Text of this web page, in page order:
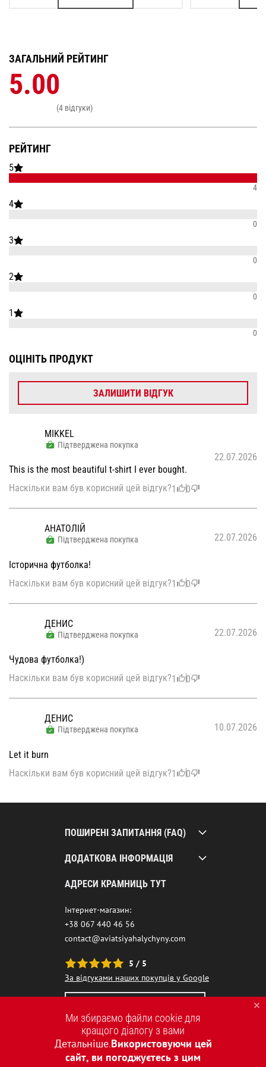
РЕЙТИНГ
5
4
4
0
3
0
2
0
1
0
ЗАГАЛЬНИЙ РЕЙТИНГ
5.00
(4 відгуки)
ОЦІНІТЬ ПРОДУКТ
ЗАЛИШИТИ ВІДГУК
MIKKEL
Підтверджена покупка
22.07.2026
This is the most beautiful t-shirt I ever bought.
Наскільки вам був корисний цей відгук?1 0
АНАТОЛІЙ
Підтверджена покупка 22.07.2026
Історична футболка!
Наскільки вам був корисний цей відгук?1 0
ДЕНИС
Підтверджена покупка 22.07.2026
Чудова футболка!)
Наскільки вам був корисний цей відгук?1 0
ДЕНИС
Підтверджена покупка 10.07.2026
Let it burn
Наскільки вам був корисний цей відгук?1 0
ПОШИРЕНІ ЗАПИТАННЯ (FAQ)
ДОДАТКОВА ІНФОРМАЦІЯ
АДРЕСИ КРАМНИЦЬ ТУТ
Інтернет-магазин:
+38 067 440 46 56
contact@aviatsiyahalychyny.com
5 / 5
За відгуками наших покупців у Google
Ми збираємо файли cookie для
кращого діалогу з вами
Детальніше.Використовуючи цей
сайт, ви погоджуєтесь з цим